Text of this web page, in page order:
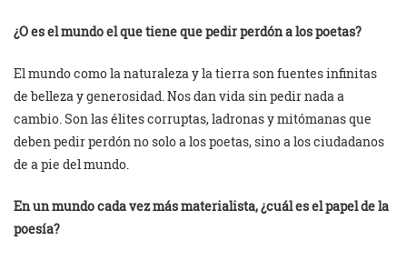
¿O es el mundo el que tiene que pedir perdón a los poetas?
El mundo como la naturaleza y la tierra son fuentes infinitas
de belleza y generosidad. Nos dan vida sin pedir nada a
cambio. Son las élites corruptas, ladronas y mitómanas que
deben pedir perdón no solo a los poetas, sino a los ciudadanos
de a pie del mundo.
En un mundo cada vez más materialista, ¿cuál es el papel de la
poesía?